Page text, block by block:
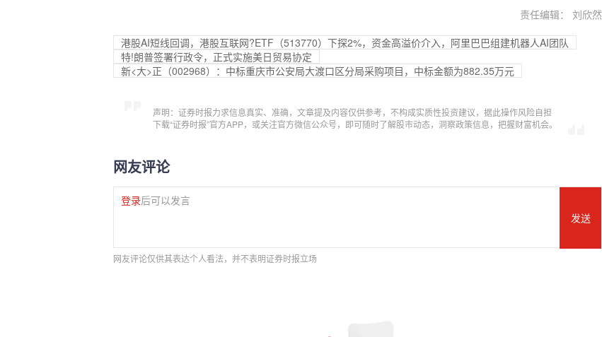
责任编辑： 刘欣然
港股AI短线回调，港股互联网?ETF（513770）下探2%，资金高溢价介入，阿里巴巴组建机器人AI团队
特!朗普签署行政令，正式实施美日贸易协定
新<大>正（002968）：中标重庆市公安局大渡口区分局采购项目，中标金额为882.35万元
声明：证券时报力求信息真实、准确，文章提及内容仅供参考，不构成实质性投资建议，据此操作风险自担
下载“证券时报”官方APP，或关注官方微信公众号，即可随时了解股市动态，洞察政策信息，把握财富机会。
网友评论
登录后可以发言
发送
网友评论仅供其表达个人看法，并不表明证券时报立场